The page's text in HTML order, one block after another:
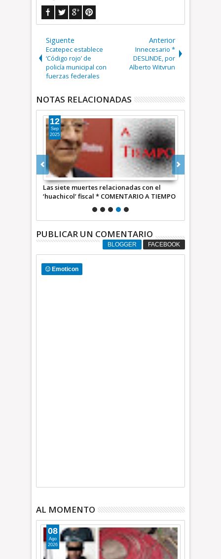
Siguente
Ecatepec establece
‘Código rojo’ de
policía municipal con
fuerzas federales
Anterior
Innecesario *
DESLINDE, por
Alberto Witvrun
NOTAS RELACIONADAS
Las siete muertes relacionadas con el
‘huachicol’ fiscal * COMENTARIO A TIEMPO
12
Sep
2025
PUBLICAR UN COMENTARIO
BLOGGER FACEBOOK
Emoticon
AL MOMENTO
08
Ago
2026